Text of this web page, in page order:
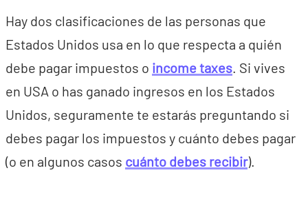
Hay dos clasificaciones de las personas que
Estados Unidos usa en lo que respecta a quién
debe pagar impuestos o income taxes. Si vives
en USA o has ganado ingresos en los Estados
Unidos, seguramente te estarás preguntando si
debes pagar los impuestos y cuánto debes pagar
(o en algunos casos cuánto debes recibir).